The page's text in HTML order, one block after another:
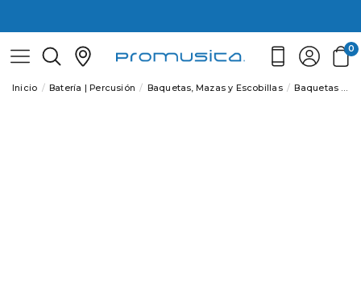
0
Inicio Batería | Percusión Baquetas, Mazas y Escobillas Baquetas